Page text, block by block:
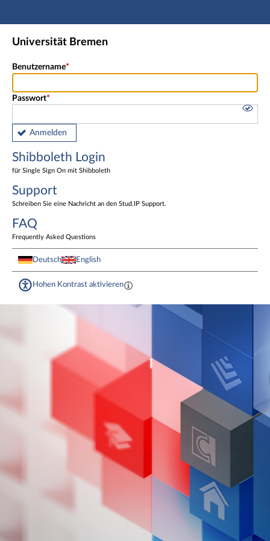
Hauptnavigation
Shibboleth Login
Universität Bremen
Benutzername
Passwort
Anmelden
Shibboleth Login
für Single Sign On mit Shibboleth
Support
Schreiben Sie eine Nachricht an den Stud.IP Support.
FAQ
Frequently Asked Questions
Deutsch English
Hohen Kontrast aktivieren